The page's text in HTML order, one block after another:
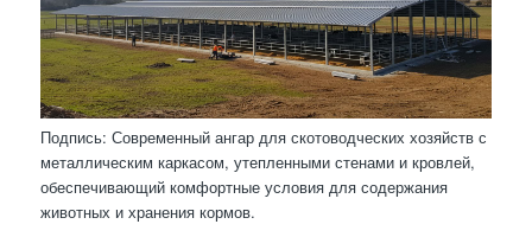
Подпись: Современный ангар для скотоводческих хозяйств с
металлическим каркасом, утепленными стенами и кровлей,
обеспечивающий комфортные условия для содержания
животных и хранения кормов.